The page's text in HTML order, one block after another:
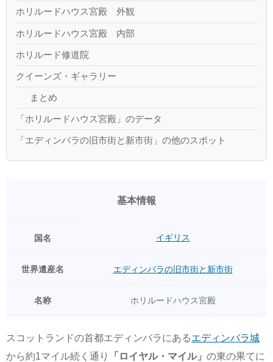
ホリルードハウス宮殿 外観
ホリルードハウス宮殿 内部
ホリルード修道院
クイーンズ・ギャラリー
まとめ
「ホリルードハウス宮殿」のデータ
「エディンバラの旧市街と新市街」の他のスポット
基本情報
国名 イギリス
世界遺産名 エディンバラの旧市街と新市街
名称 ホリルードハウス宮殿
スコットランドの首都エディンバラにあるエディンバラ城
から約1マイル続く通り
「ロイヤル・マイル」 の東の果てに